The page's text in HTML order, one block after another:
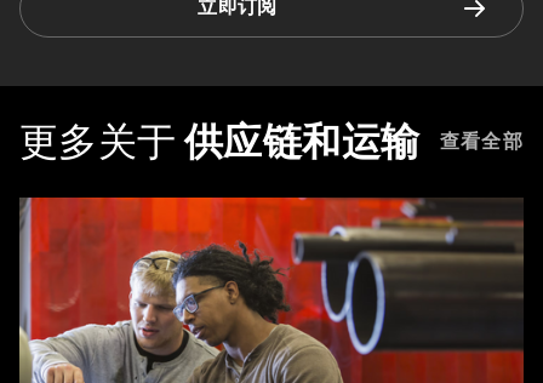
立即订阅
更多关于 供应链和运输 查看全部